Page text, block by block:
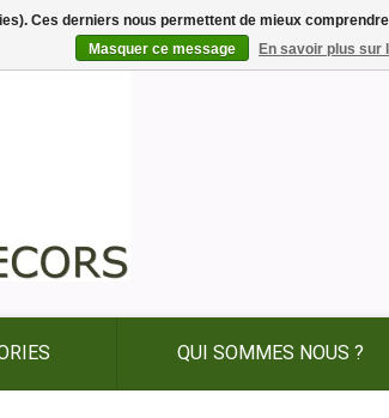
QUI SOMMES NOUS ?
Ces derniers nous permettent de mieux
Masquer ce message
En savoir plus sur